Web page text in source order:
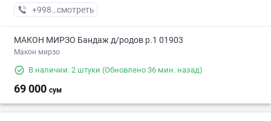
+998 (90) XXX-XX-XX
смотреть
МАКОН МИРЗО Бандаж д/родов р.1 01903
Макон мирзо
В наличии: 2 штуки (Обновлено 36 мин. назад)
69 000 сум